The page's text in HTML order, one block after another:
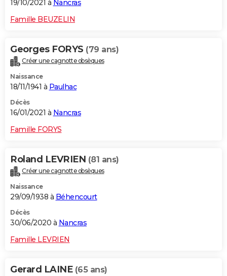
19/10/2021 à Nancras
Famille BEUZELIN
Georges FORYS (79 ans)
Créer une cagnotte obsèques
Naissance
18/11/1941 à Paulhac
Décès
16/01/2021 à Nancras
Famille FORYS
Roland LEVRIEN (81 ans)
Créer une cagnotte obsèques
Naissance
29/09/1938 à Béhencourt
Décès
30/06/2020 à Nancras
Famille LEVRIEN
Gerard LAINE (65 ans)